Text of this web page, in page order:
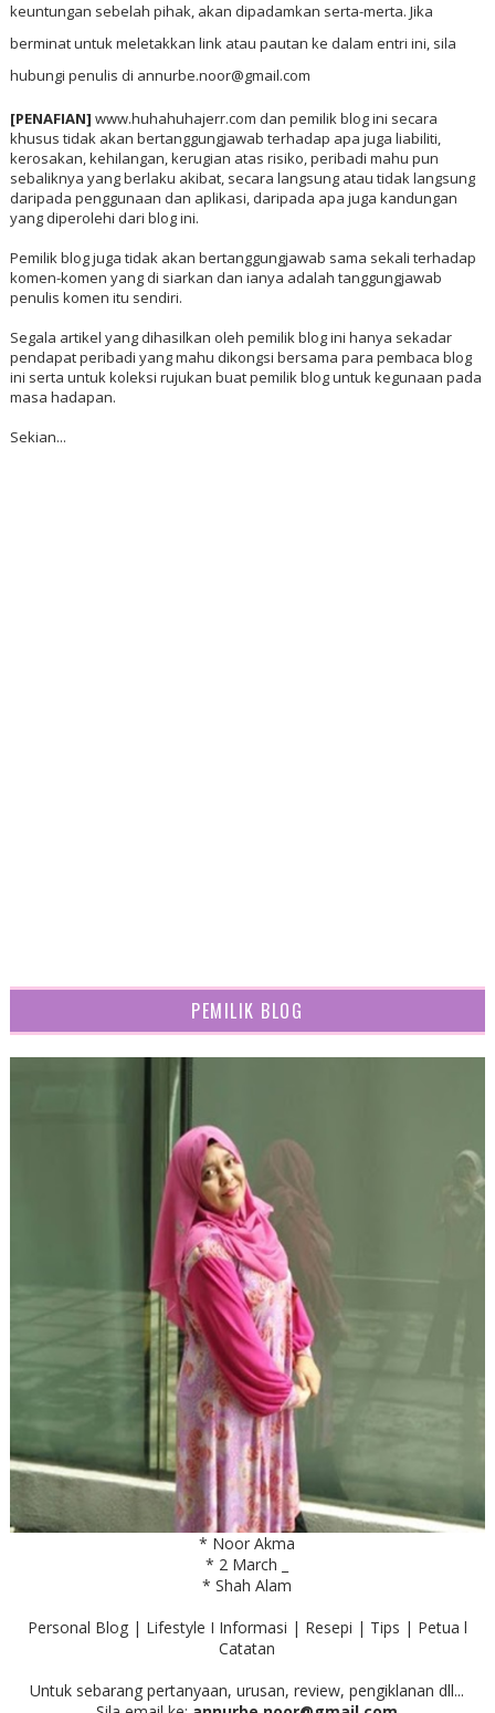
keuntungan sebelah pihak, akan dipadamkan serta-merta. Jika
berminat untuk meletakkan link atau pautan ke dalam entri ini, sila
hubungi penulis di annurbe.noor@gmail.com
[PENAFIAN] www.huhahuhajerr.com dan pemilik blog ini secara
khusus tidak akan bertanggungjawab terhadap apa juga liabiliti,
kerosakan, kehilangan, kerugian atas risiko, peribadi mahu pun
sebaliknya yang berlaku akibat, secara langsung atau tidak langsung
daripada penggunaan dan aplikasi, daripada apa juga kandungan
yang diperolehi dari blog ini.
Pemilik blog juga tidak akan bertanggungjawab sama sekali terhadap
komen-komen yang di siarkan dan ianya adalah tanggungjawab
penulis komen itu sendiri.
Segala artikel yang dihasilkan oleh pemilik blog ini hanya sekadar
pendapat peribadi yang mahu dikongsi bersama para pembaca blog
ini serta untuk koleksi rujukan buat pemilik blog untuk kegunaan pada
masa hadapan.
Sekian...
PEMILIK BLOG
* Noor Akma
* 2 March _
* Shah Alam
Personal Blog | Lifestyle I Informasi | Resepi | Tips | Petua l
Catatan
Untuk sebarang pertanyaan, urusan, review, pengiklanan dll...